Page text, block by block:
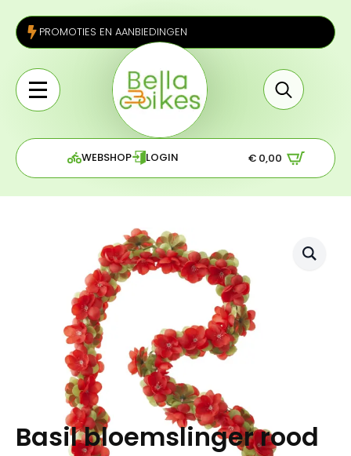
PROMOTIES EN AANBIEDINGEN
for:
WEBSHOP LOGIN € 0,00
Basil bloemslinger rood